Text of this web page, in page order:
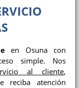
en Osuna con
simple. Nos
al cliente,
reciba atención